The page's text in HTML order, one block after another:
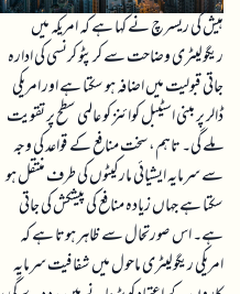
ہیش کی ریسرچ نے کہا ہے کہ امریکہ میں
ریگولیٹری وضاحت سے کرپٹو کرنسی کی ادارہ
جاتی قبولیت میں اضافہ ہو سکتا ہے اور امریکی
ڈالر پر مبنی اسٹیبل کوائنز کو عالمی سطح پر تقویت
ملے گی۔ تاہم، سخت منافع کے قواعد کی وجہ
سے سرمایہ ایشیائی مارکیٹوں کی طرف منتقل ہو
سکتا ہے جہاں زیادہ منافع کی پیشکش کی جاتی
ہے۔ اس صورتحال سے ظاہر ہوتا ہے کہ
امریکی ریگولیٹری ماحول میں شفافیت سرمایہ